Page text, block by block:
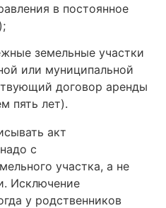
в постоянное
земельные участки
или муниципальной
договор аренды
пять лет).
акт
с
участка, а не
Исключение
у родственников